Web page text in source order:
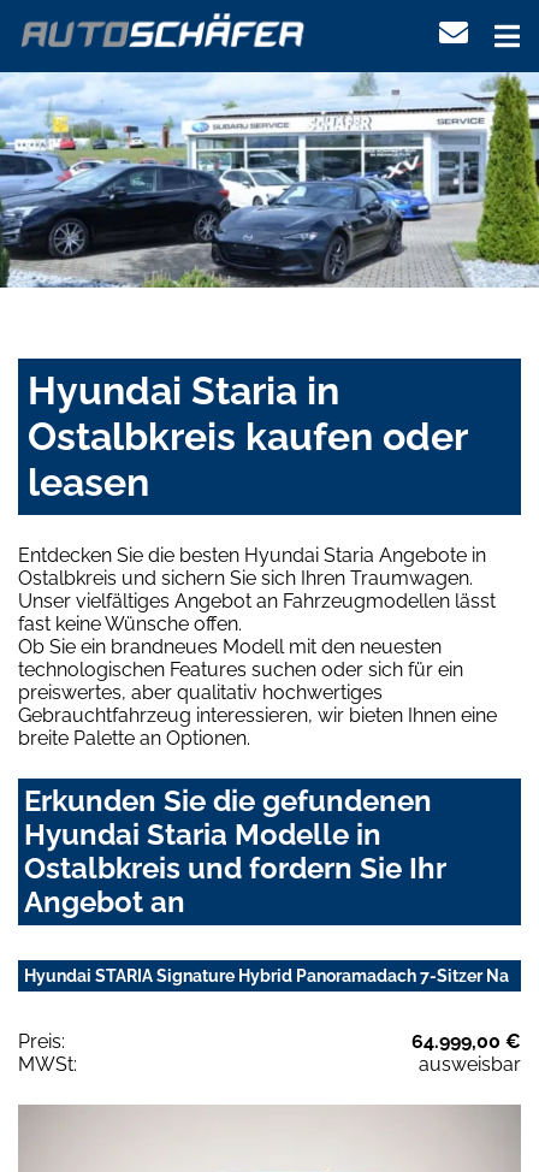
Hyundai Staria in
Ostalbkreis kaufen oder
leasen
Entdecken Sie die besten Hyundai Staria Angebote in
Ostalbkreis und sichern Sie sich Ihren Traumwagen.
Unser vielfältiges Angebot an Fahrzeugmodellen lässt
fast keine Wünsche offen.
Ob Sie ein brandneues Modell mit den neuesten
technologischen Features suchen oder sich für ein
preiswertes, aber qualitativ hochwertiges
Gebrauchtfahrzeug interessieren, wir bieten Ihnen eine
breite Palette an Optionen.
Erkunden Sie die gefundenen
Hyundai Staria Modelle in
Ostalbkreis und fordern Sie Ihr
Angebot an
Hyundai STARIA Signature Hybrid Panoramadach 7-Sitzer Na
Preis:
64.999,00 €
MWSt:
ausweisbar